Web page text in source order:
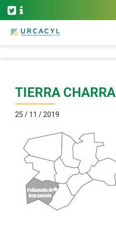
TIERRA CHARRA
25 / 11 / 2019